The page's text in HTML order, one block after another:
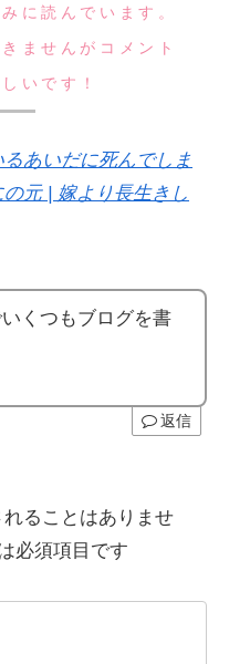
に読んでいます。
ませんがコメント
いです！
あいだに死んでしま
元 | 嫁より長生きし
くつもブログを書
返信
ることはありませ
必須項目です